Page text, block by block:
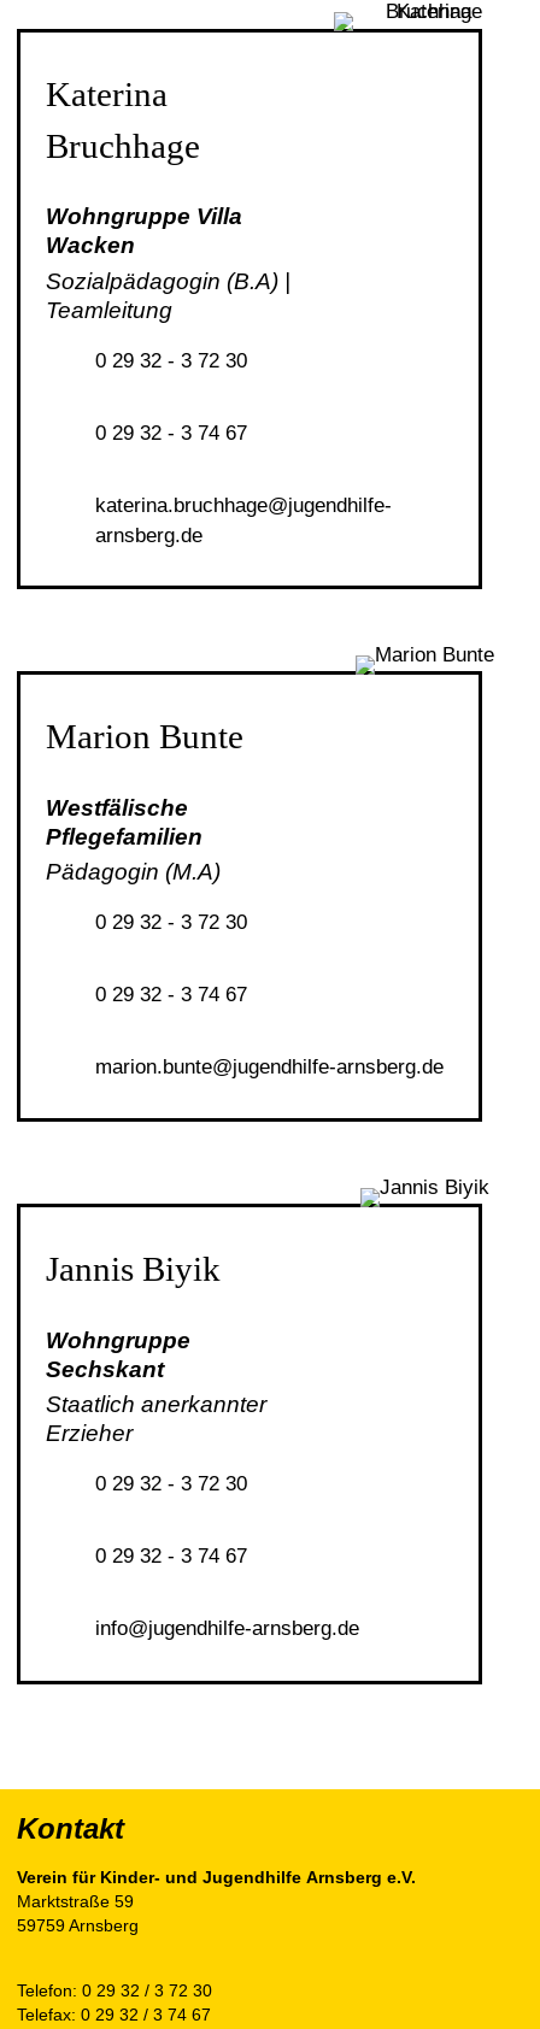
Katerina
Bruchhage
Wohngruppe Villa
Wacken
Sozialpädagogin (B.A) |
Teamleitung
0 29 32 - 3 72 30
0 29 32 - 3 74 67
k t r n br chh g j g ndh lf -
rnsb rg d
Marion Bunte
Westfälische
Pflegefamilien
Pädagogin (M.A)
0 29 32 - 3 72 30
0 29 32 - 3 74 67
m r n b nt j g ndh lf - rnsb rg d
Jannis Biyik
Wohngruppe
Sechskant
Staatlich anerkannter
Erzieher
0 29 32 - 3 72 30
0 29 32 - 3 74 67
nf j g ndh lf - rnsb rg d
Kontakt
Verein für Kinder- und Jugendhilfe Arnsberg e.V.
Marktstraße 59
59759 Arnsberg
Telefon: 0 29 32 / 3 72 30
Telefax: 0 29 32 / 3 74 67